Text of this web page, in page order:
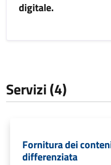
digitale.
Servizi (4)
Fornitura dei
differenziata